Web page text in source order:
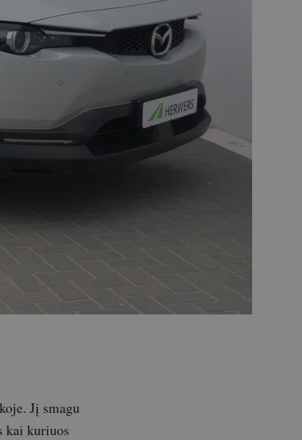
Jį smagu
kai kuriuos